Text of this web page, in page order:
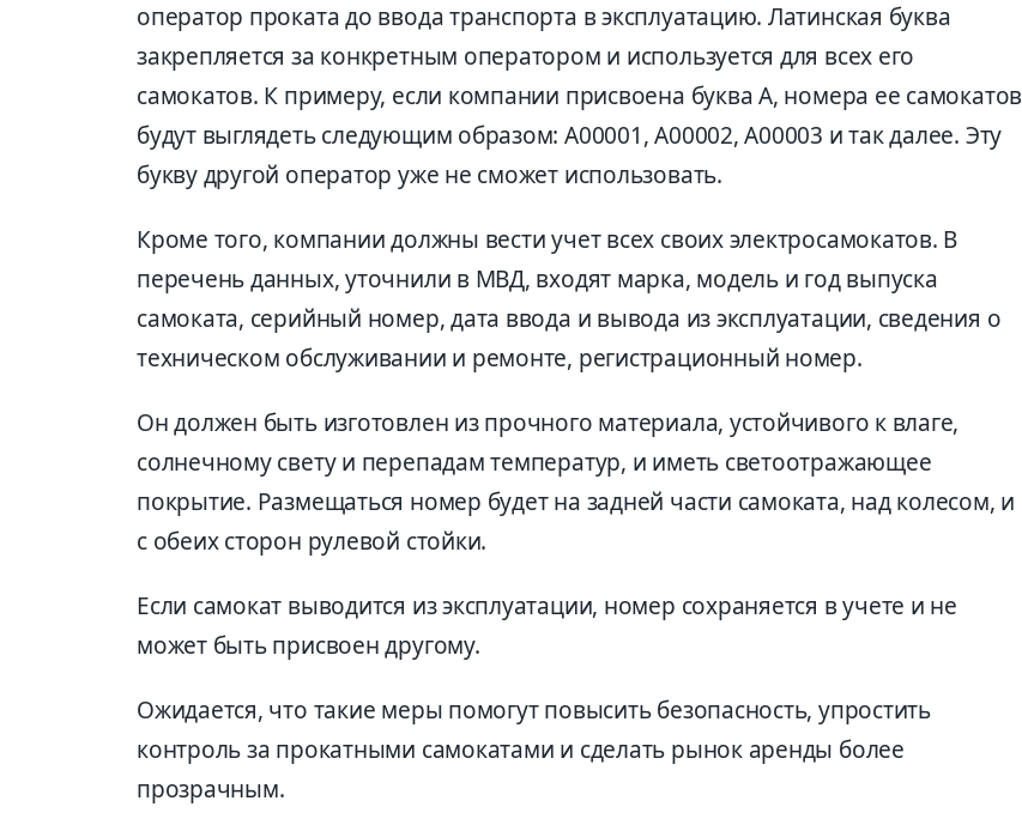
оператор проката до ввода транспорта в эксплуатацию. Латинская буква
закрепляется за конкретным оператором и используется для всех его
самокатов. К примеру, если компании присвоена буква А, номера ее самокатов
будут выглядеть следующим образом: A00001, A00002, A00003 и так далее. Эту
букву другой оператор уже не сможет использовать.
Кроме того, компании должны вести учет всех своих электросамокатов. В
перечень данных, уточнили в МВД, входят марка, модель и год выпуска
самоката, серийный номер, дата ввода и вывода из эксплуатации, сведения о
техническом обслуживании и ремонте, регистрационный номер.
Он должен быть изготовлен из прочного материала, устойчивого к влаге,
солнечному свету и перепадам температур, и иметь светоотражающее
покрытие. Размещаться номер будет на задней части самоката, над колесом, и
с обеих сторон рулевой стойки.
Если самокат выводится из эксплуатации, номер сохраняется в учете и не
может быть присвоен другому.
Ожидается, что такие меры помогут повысить безопасность, упростить
контроль за прокатными самокатами и сделать рынок аренды более
прозрачным.